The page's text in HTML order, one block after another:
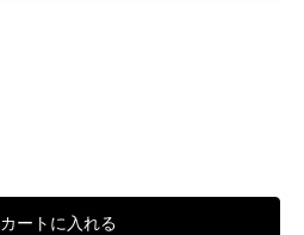
カートに入れる